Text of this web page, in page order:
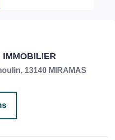
en charge du bien
IMMOBILIER
13140 MIRAMAS